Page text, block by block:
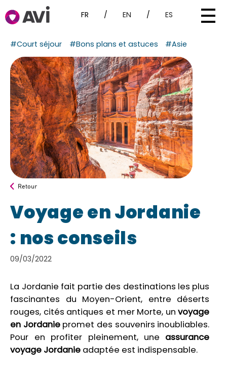
FR / EN / ES
#Court séjour #Bons plans et astuces #Asie
Retour
Voyage en Jordanie
: nos conseils
09/03/2022
La Jordanie fait partie des destinations les plus
fascinantes du Moyen-Orient, entre déserts
rouges, cités antiques et mer Morte, unvoyage
en Jordaniepromet des souvenirs inoubliables.
Pour en profiter pleinement, une assurance
voyage Jordanie adaptée est indispensable.